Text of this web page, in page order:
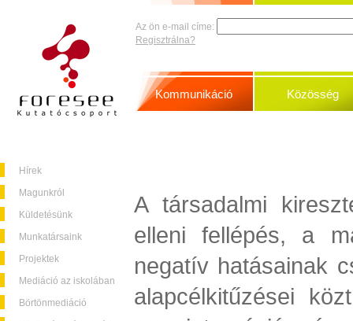
Hírek
Magunkról
Küldetésünk
Munkatársaink
Projektek
Mediáció az iskolában
Börtönmediáció
Az ön e-mail címe:
Regisztrálna?
Kommunikáció Közösség
A társadalmi
elleni fellépés, a
negatív hatásainak
alapcélkitűzései